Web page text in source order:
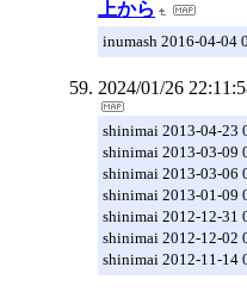
上から
inumash 2016-04-04
2024/01/26
shinimai 2013-04-23
shinimai 2013-03-09
shinimai 2013-03-06
shinimai 2013-01-09
shinimai 2012-12-31
shinimai 2012-12-02
shinimai 2012-11-14